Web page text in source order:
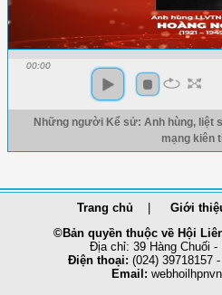
00:00
Những người Kể sử: Anh hùng, liệt
mạng kiên
Trang chủ Giới
©Bản quyền thuộc về Hội
Địa chỉ: 39 Hàng Chuối -
Điện thoại: (024) 39718157 -
Email: